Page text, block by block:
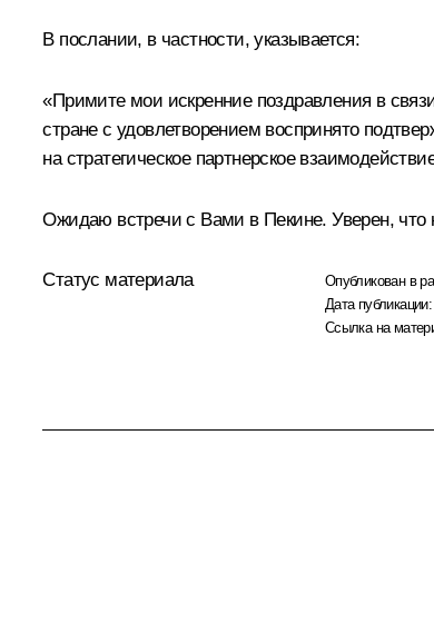
В послании, в частности, указывается:
«Примите мои искренние поздравления в
стране с удовлетворением воспринято
на стратегическое партнерское
Ожидаю встречи с Вами в Пекине. Уверен,
Статус материала Опубликован в
Дата публикации:
Ссылка на